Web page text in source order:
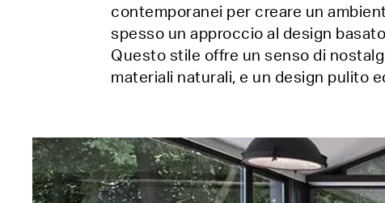
contemporanei per creare un
spesso un approccio al design
Questo stile offre un senso di
materiali naturali, e un design pulito